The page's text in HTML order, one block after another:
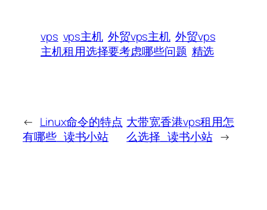
vps vps主机 外贸vps主机 外贸vps
主机租用选择要考虑哪些问题 精选
← Linux命令的特点
有哪些_读书小站
大带宽香港vps租用怎
么选择_读书小站 →